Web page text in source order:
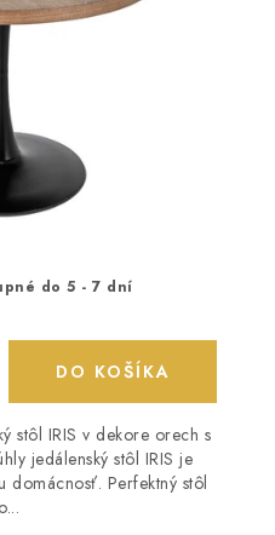
do 5 - 7 dní
DO KOŠÍKA
stôl IRIS v dekore orech s
jedálenský stôl IRIS je
domácnosť. Perfektný stôl